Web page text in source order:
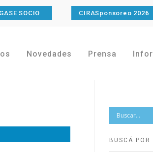
SOCIO CIRASponsoreo 2026
Novedades Prensa
BUSCÁ POR